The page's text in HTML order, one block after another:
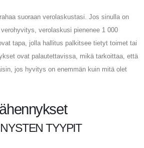
suoraan verolaskustasi. Jos sinulla on
verolaskusi pienenee 1 000
tapa, jolla hallitus palkitsee tietyt toimet tai
ovat palautettavissa, mikä tarkoittaa, että
jos hyvitys on enemmän kuin mitä olet
TYYPIT